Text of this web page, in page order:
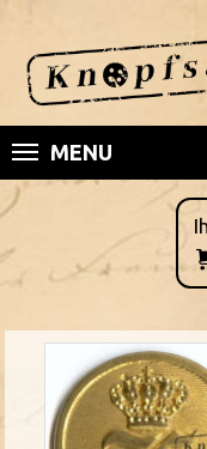
MENU